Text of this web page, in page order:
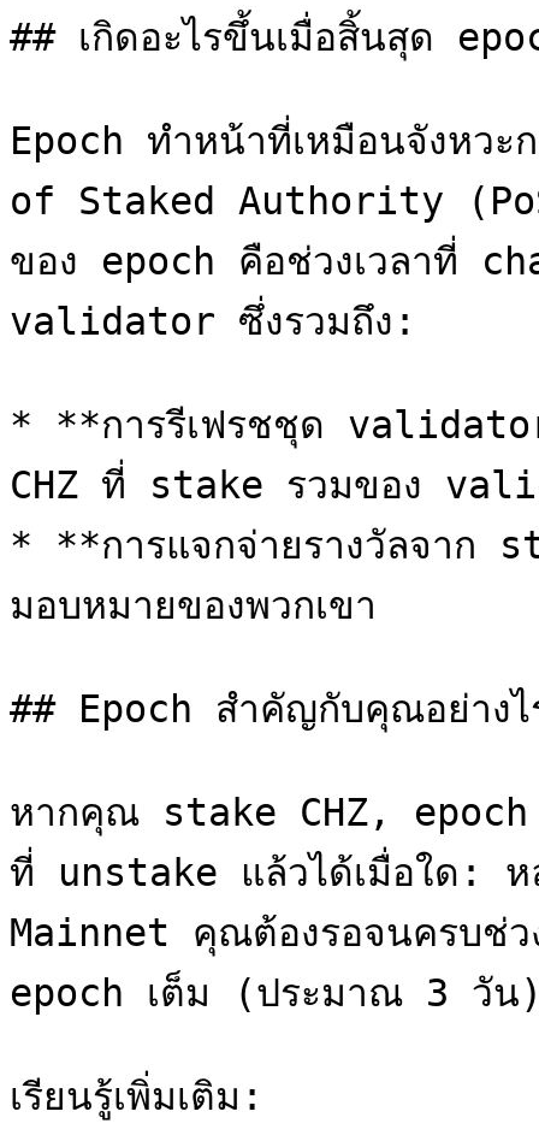
## เกิดอะไรขึ้นเมื่อสิ้นสุด
Epoch ทำหน้าที่เหมือนจังหว
of Staked Authority
ของ epoch คือช่วงเวลาที่
validator ซึ่งรวมถึง:
* **การรีเฟรชชุด
CHZ ที่ stake รวมของ
* **การแจกจ่ายรางวัลจา
มอบหมายของพวกเขา
## Epoch สำคัญกับคุณอย่างไ
หากคุณ stake CHZ, epoch
ที่ unstake แล้วได้เมื่อใด:
Mainnet คุณต้องรอจนครบช่
epoch เต็ม (ประมาณ 3 วัน)
เรียนรู้เพิ่มเติม: